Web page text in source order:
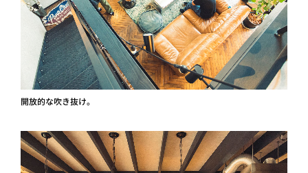
開放的な吹き抜け。